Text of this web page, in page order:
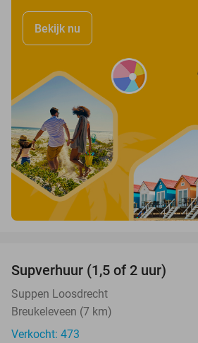
Bekijk nu
Supverhuur (1,5 of 2 uur)
Suppen Loosdrecht
Breukeleveen (7 km)
Verkocht: 473